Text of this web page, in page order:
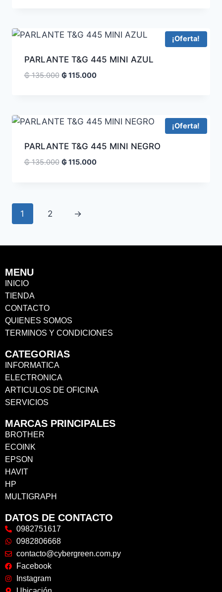
¡Oferta!
PARLANTE T&G 445 MINI AZUL
₲135.000 ₲115.000
¡Oferta!
PARLANTE T&G 445 MINI NEGRO
₲135.000 ₲115.000
1 2 →
MENU
INICIO
TIENDA
CONTACTO
QUIENES SOMOS
TERMINOS Y CONDICIONES
CATEGORIAS
INFORMATICA
ELECTRONICA
ARTICULOS DE OFICINA
SERVICIOS
MARCAS PRINCIPALES
BROTHER
ECOINK
EPSON
HAVIT
HP
MULTIGRAPH
DATOS DE CONTACTO
0982751617
0982806668
contacto@cybergreen.com.py
Facebook
Instagram